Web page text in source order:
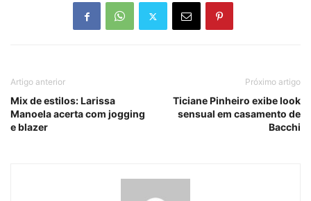
Artigo anterior
Mix de estilos: Larissa
Manoela acerta com jogging
e blazer
Próximo artigo
Ticiane Pinheiro exibe look
sensual em casamento de
Bacchi